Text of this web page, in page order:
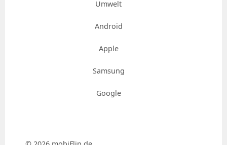
Umwelt
Android
Apple
Samsung
Google